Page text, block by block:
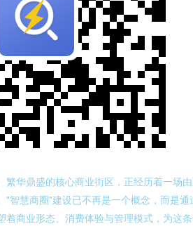
繁华鼎盛的核心商业街区，正经历着一场
"智慧商圈"建设已不再是一个概念，而是通
着商业形态、消费体验与管理模式，为这